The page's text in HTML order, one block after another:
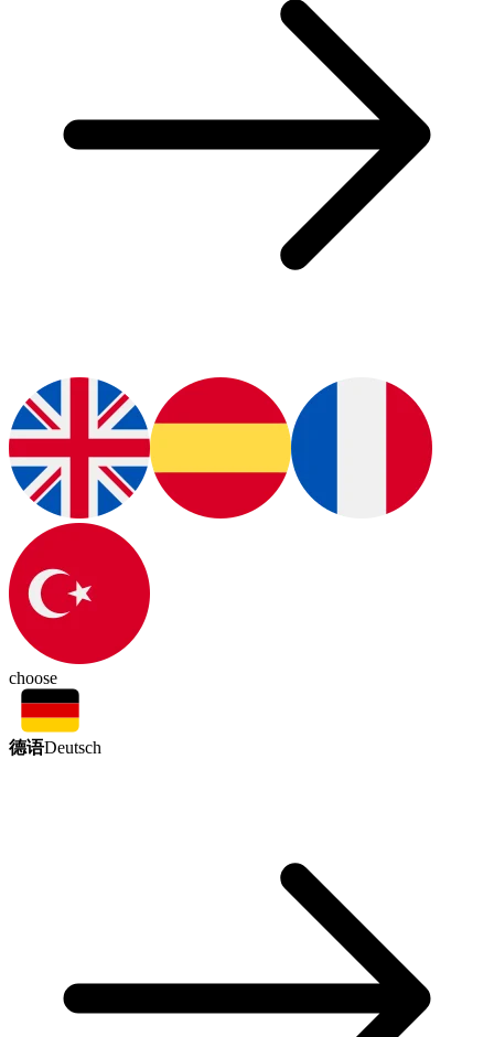
choose
德语Deutsch